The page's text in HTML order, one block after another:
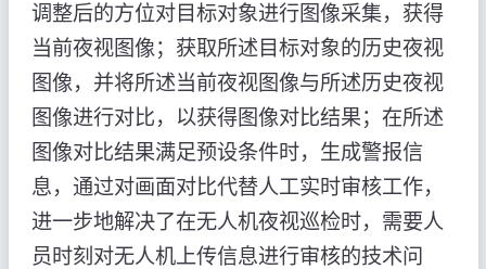
调整后的方位对目标对象进行图像采集，获得
当前夜视图像；获取所述目标对象的历史夜视
图像，并将所述当前夜视图像与所述历史夜视
图像进行对比，以获得图像对比结果；在所述
图像对比结果满足预设条件时，生成警报信
息，通过对画面对比代替人工实时审核工作，
进一步地解决了在无人机夜视巡检时，需要人
员时刻对无人机上传信息进行审核的技术问